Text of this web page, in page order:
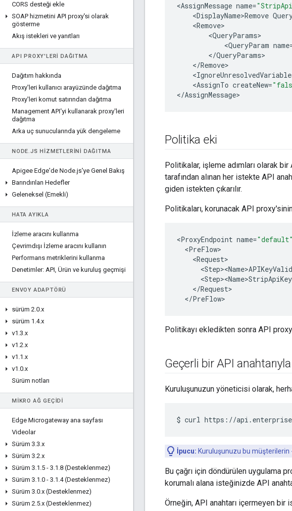
CORS desteği ekle
SOAP hizmetini API proxy'si olarak
gösterme
Akış istekleri ve yanıtları
API PROXY'LERI DAĞITMA
Dağıtım hakkında
Proxy'leri kullanıcı arayüzünde dağıtma
Proxy'leri komut satırından dağıtma
Management API'yi kullanarak proxy'leri
dağıtma
Arka uç sunucularında yük dengeleme
NODE. JS HIZMETLERINI DAĞITMA
Apigee Edge'de Node.js'ye Genel Bakış
Barındırılan Hedefler
Geleneksel (Emekli)
HATA AYIKLA
İzleme aracını kullanma
Çevrimdışı İzleme aracını kullanın
Performans metriklerini kullanma
Denetimler: API, Ürün ve kuruluş geçmişi
ENVOY ADAPTÖRÜ
sürüm 2.0.x
sürüm 1 .4.x
v1 .3.x
v1 .2.x
v1 .1 .x
v1 .0.x
Sürüm notları
MIKRO AĞ GEÇIDI
Edge Microgateway ana sayfası
Videolar
Sürüm 3.3.x
Sürüm 3.2.x
Sürüm 3.1 .5 - 3.1 .8 (Desteklenmez)
Sürüm 3.1 .0 - 3.1 .4 (Desteklenmez)
Sürüm 3.0.x (Desteklenmez)
Sürüm 2.5.x (Desteklenmez)
<AssignMessage name=
<DisplayName>Remove
<Remove
<QueryParams
<QueryParam name
</QueryParams
</Remove
<
<AssignTo createNew=
</AssignMessage>
Politika eki
Politikalar, işleme adımları olarak
tarafından alınan her istekte API
giden istekten çıkarılır.
Politikaları, korunacak API
<ProxyEndpoint name="default"
<PreFlow
<Request
<
<Step><Name>StripApiKey
</Request
</PreFlow
Politikayı ekledikten sonra API
Geçerli bir API
Kuruluşunuzun yöneticisi olarak,
$ curl https://
İpucu: Kuruluşunuzu bu müşterilerin
Bu çağrı için döndürülen uygulama
korumalı alana isteğinizde API
Örneğin, API anahtarı içermeyen bir